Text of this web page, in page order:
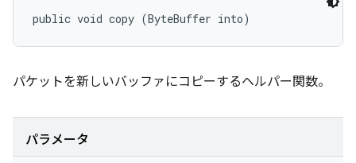
public void copy (ByteBuffer into)
パケットを新しいバッファにコピーするヘルパー関数。
パラメータ